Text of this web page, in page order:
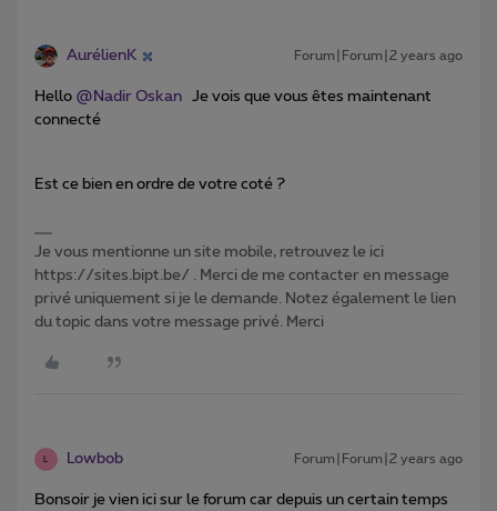
AurélienK Forum|Forum|2 years ago
Hello @Nadir Oskan Je vois que vous êtes maintenant
connecté
Est ce bien en ordre de votre coté ?
Je vous mentionne un site mobile, retrouvez le ici
https://sites.bipt.be/ . Merci de me contacter en message
privé uniquement si je le demande. Notez également le lien
du topic dans votre message privé. Merci
L Lowbob Forum|Forum|2 years ago
Bonsoir je vien ici sur le forum car depuis un certain temps